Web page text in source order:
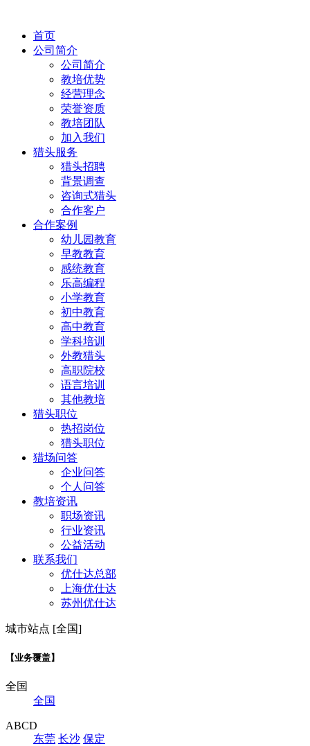
首页
公司简介
公司简介
教培优势
经营理念
荣誉资质
教培团队
加入我们
猎头服务
猎头招聘
背景调查
咨询式猎头
合作客户
合作案例
幼儿园教育
早教教育
感统教育
乐高编程
小学教育
初中教育
高中教育
学科培训
外教猎头
高职院校
语言培训
其他教培
猎头职位
热招岗位
猎头职位
猎场问答
企业问答
个人问答
教培资讯
职场资讯
行业资讯
公益活动
联系我们
优仕达总部
上海优仕达
苏州优仕达
城市站点 [全国]
【业务覆盖】
全国
全国
ABCD
东莞 长沙 保定